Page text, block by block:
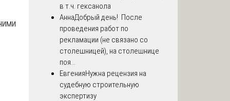
в т.ч. гексанола
АннаДобрый день! После
проведения работ по
рекламации (не связано со
столешницей), на столешнице
поя...
ЕвгенияНужна рецензия на
судебную строительную
экспертизу